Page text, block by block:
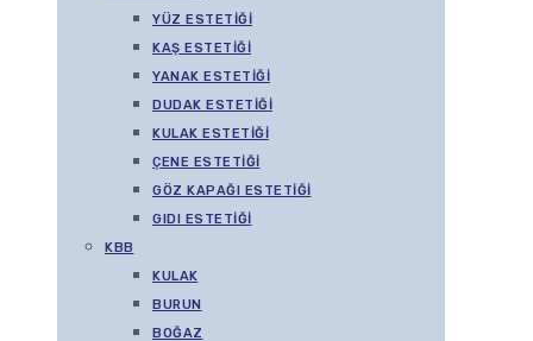
YÜZ ESTETIĞI
KAŞ ESTETIĞI
YANAK ESTETIĞI
DUDAK ESTETIĞI
KULAK ESTETIĞI
ÇENE ESTETIĞI
GÖZ KAPAĞI ESTETIĞI
GIDI ESTETIĞI
KBB
KULAK
BURUN
BOĞAZ